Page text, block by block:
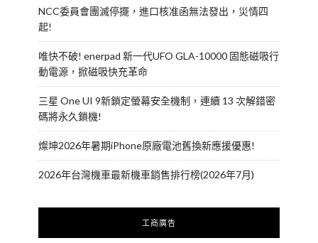
NCC委員會團滅停擺，進口核准函無法發出，災情四
起!
唯快不破! enerpad 新一代UFO GLA-10000 固態磁吸行
動電源，掀磁吸快充革命
三星 One UI 9新鎖定螢幕安全機制，連續 13 次解錯密
碼將永久鎖機!
燦坤2026年暑期iPhone原廠電池舊換新應援優惠!
2026年台灣機車最新機車銷售排行榜(2026年7月)
工商廣告